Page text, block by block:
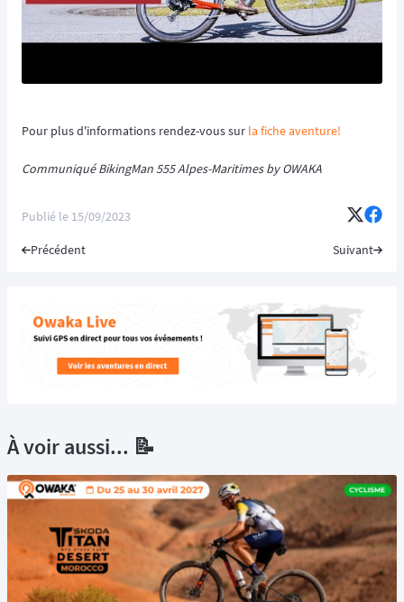
Pour plus d'informations rendez-vous sur la fiche aventure!
Communiqué BikingMan 555 Alpes-Maritimes by OWAKA
Publié le 15/09/2023
Précédent Suivant
À voir aussi... 📝